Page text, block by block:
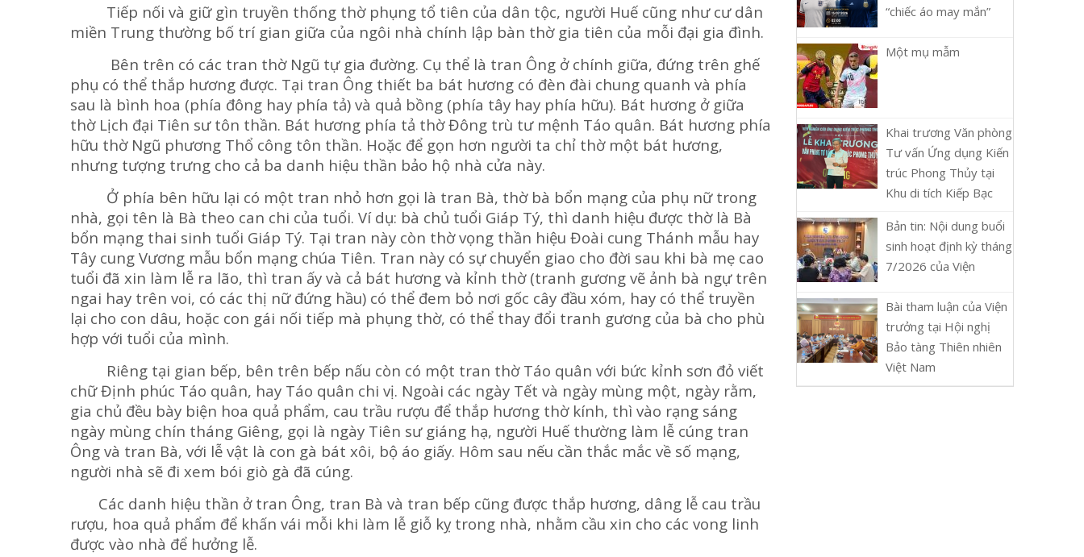
Tiếp nối và giữ gìn truyền thống thờ phụng tổ tiên của dân tộc, người Huế cũng như cư dân
miền Trung thường bố trí gian giữa của ngôi nhà chính lập bàn thờ gia tiên của mỗi đại gia đình.
Bên trên có các tran thờ Ngũ tự gia đường. Cụ thể là tran Ông ở chính giữa, đứng trên ghế
phụ có thể thắp hương được. Tại tran Ông thiết ba bát hương có đèn đài chung quanh và phía
sau là bình hoa (phía đông hay phía tả) và quả bồng (phía tây hay phía hữu). Bát hương ở giữa
thờ Lịch đại Tiên sư tôn thần. Bát hương phía tả thờ Đông trù tư mệnh Táo quân. Bát hương phía
hữu thờ Ngũ phương Thổ công tôn thần. Hoặc để gọn hơn người ta chỉ thờ một bát hương,
nhưng tượng trưng cho cả ba danh hiệu thần bảo hộ nhà cửa này.
Ở phía bên hữu lại có một tran nhỏ hơn gọi là tran Bà, thờ bà bổn mạng của phụ nữ trong
nhà, gọi tên là Bà theo can chi của tuổi. Ví dụ: bà chủ tuổi Giáp Tý, thì danh hiệu được thờ là Bà
bổn mạng thai sinh tuổi Giáp Tý. Tại tran này còn thờ vọng thần hiệu Đoài cung Thánh mẫu hay
Tây cung Vương mẫu bổn mạng chúa Tiên. Tran này có sự chuyển giao cho đời sau khi bà mẹ cao
tuổi đã xin làm lễ ra lão, thì tran ấy và cả bát hương và kỉnh thờ (tranh gương vẽ ảnh bà ngự trên
ngai hay trên voi, có các thị nữ đứng hầu) có thể đem bỏ nơi gốc cây đầu xóm, hay có thể truyền
lại cho con dâu, hoặc con gái nối tiếp mà phụng thờ, có thể thay đổi tranh gương của bà cho phù
hợp với tuổi của mình.
Riêng tại gian bếp, bên trên bếp nấu còn có một tran thờ Táo quân với bức kỉnh sơn đỏ viết
chữ Định phúc Táo quân, hay Táo quân chi vị. Ngoài các ngày Tết và ngày mùng một, ngày rằm,
gia chủ đều bày biện hoa quả phẩm, cau trầu rượu để thắp hương thờ kính, thì vào rạng sáng
ngày mùng chín tháng Giêng, gọi là ngày Tiên sư giáng hạ, người Huế thường làm lễ cúng tran
Ông và tran Bà, với lễ vật là con gà bát xôi, bộ áo giấy. Hôm sau nếu cần thắc mắc về số mạng,
người nhà sẽ đi xem bói giò gà đã cúng.
Các danh hiệu thần ở tran Ông, tran Bà và tran bếp cũng được thắp hương, dâng lễ cau trầu
rượu, hoa quả phẩm để khấn vái mỗi khi làm lễ giỗ kỵ trong nhà, nhằm cầu xin cho các vong linh
được vào nhà để hưởng lễ.
“chiếc áo may mắn”
Một mụ mẫm
Khai trương Văn phòng
Tư vấn Ứng dụng Kiến
trúc Phong Thủy tại
Khu di tích Kiếp Bạc
Bản tin: Nội dung buổi
sinh hoạt định kỳ tháng
7/2026 của Viện
Bài tham luận của Viện
trưởng tại Hội nghị
Bảo tàng Thiên nhiên
Việt Nam